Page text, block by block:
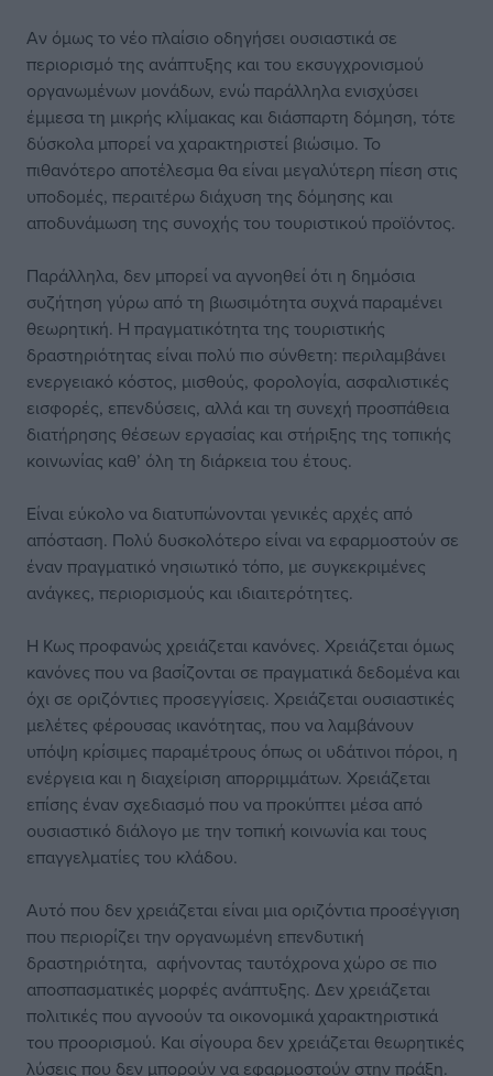
Αν όμως το νέο πλαίσιο οδηγήσει ουσιαστικά σε
περιορισμό της ανάπτυξης και του εκσυγχρονισμού
οργανωμένων μονάδων, ενώ παράλληλα ενισχύσει
έμμεσα τη μικρής κλίμακας και διάσπαρτη δόμηση, τότε
δύσκολα μπορεί να χαρακτηριστεί βιώσιμο. Το
πιθανότερο αποτέλεσμα θα είναι μεγαλύτερη πίεση στις
υποδομές, περαιτέρω διάχυση της δόμησης και
αποδυνάμωση της συνοχής του τουριστικού προϊόντος.
Παράλληλα, δεν μπορεί να αγνοηθεί ότι η δημόσια
συζήτηση γύρω από τη βιωσιμότητα συχνά παραμένει
θεωρητική. Η πραγματικότητα της τουριστικής
δραστηριότητας είναι πολύ πιο σύνθετη: περιλαμβάνει
ενεργειακό κόστος, μισθούς, φορολογία, ασφαλιστικές
εισφορές, επενδύσεις, αλλά και τη συνεχή προσπάθεια
διατήρησης θέσεων εργασίας και στήριξης της τοπικής
κοινωνίας καθ’ όλη τη διάρκεια του έτους.
Είναι εύκολο να διατυπώνονται γενικές αρχές από
απόσταση. Πολύ δυσκολότερο είναι να εφαρμοστούν σε
έναν πραγματικό νησιωτικό τόπο, με συγκεκριμένες
ανάγκες, περιορισμούς και ιδιαιτερότητες.
Η Κως προφανώς χρειάζεται κανόνες. Χρειάζεται όμως
κανόνες που να βασίζονται σε πραγματικά δεδομένα και
όχι σε οριζόντιες προσεγγίσεις. Χρειάζεται ουσιαστικές
μελέτες φέρουσας ικανότητας, που να λαμβάνουν
υπόψη κρίσιμες παραμέτρους όπως οι υδάτινοι πόροι, η
ενέργεια και η διαχείριση απορριμμάτων. Χρειάζεται
επίσης έναν σχεδιασμό που να προκύπτει μέσα από
ουσιαστικό διάλογο με την τοπική κοινωνία και τους
επαγγελματίες του κλάδου.
Αυτό που δεν χρειάζεται είναι μια οριζόντια προσέγγιση
που περιορίζει την οργανωμένη επενδυτική
δραστηριότητα, αφήνοντας ταυτόχρονα χώρο σε πιο
αποσπασματικές μορφές ανάπτυξης. Δεν χρειάζεται
πολιτικές που αγνοούν τα οικονομικά χαρακτηριστικά
του προορισμού. Και σίγουρα δεν χρειάζεται θεωρητικές
λύσεις που δεν μπορούν να εφαρμοστούν στην πράξη.